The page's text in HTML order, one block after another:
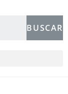
BUSCAR